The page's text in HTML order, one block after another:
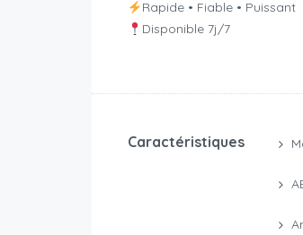
Rapide • Fiable • Puissant
Disponible 7j/7
Caractéristiques